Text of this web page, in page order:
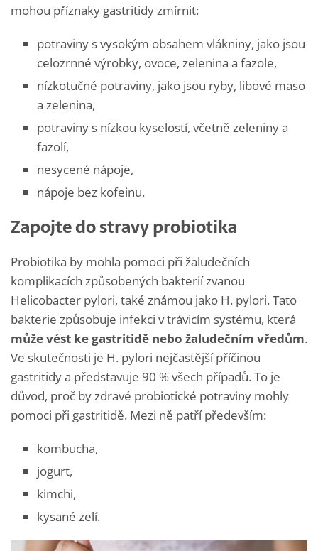
mohou příznaky gastritidy zmírnit:
potraviny s vysokým obsahem vlákniny, jako jsou
celozrnné výrobky, ovoce, zelenina a fazole,
nízkotučné potraviny, jako jsou ryby, libové maso
a zelenina,
potraviny s nízkou kyselostí, včetně zeleniny a
fazolí,
nesycené nápoje,
nápoje bez kofeinu.
Zapojte do stravy probiotika
Probiotika by mohla pomoci při žaludečních
komplikacích způsobených bakterií zvanou
Helicobacter pylori, také známou jako H. pylori. Tato
bakterie způsobuje infekci v trávicím systému, která
může vést ke gastritidě nebo žaludečním vředům.
Ve skutečnosti je H. pylori nejčastější příčinou
gastritidy a představuje 90 % všech případů. To je
důvod, proč by zdravé probiotické potraviny mohly
pomoci při gastritidě. Mezi ně patří především:
kombucha,
jogurt,
kimchi,
kysané zelí.